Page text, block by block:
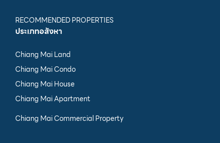
RECOMMENDED PROPERTIES
ประเภทอสังหา
Chiang Mai Land
Chiang Mai Condo
Chiang Mai House
Chiang Mai Apartment
Chiang Mai Commercial Property